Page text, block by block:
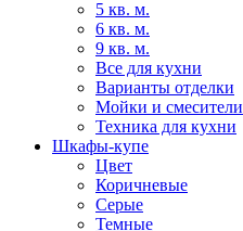
5 кв. м.
6 кв. м.
9 кв. м.
Все для кухни
Варианты отделки
Мойки и смесители
Техника для кухни
Шкафы-купе
Цвет
Коричневые
Серые
Темные